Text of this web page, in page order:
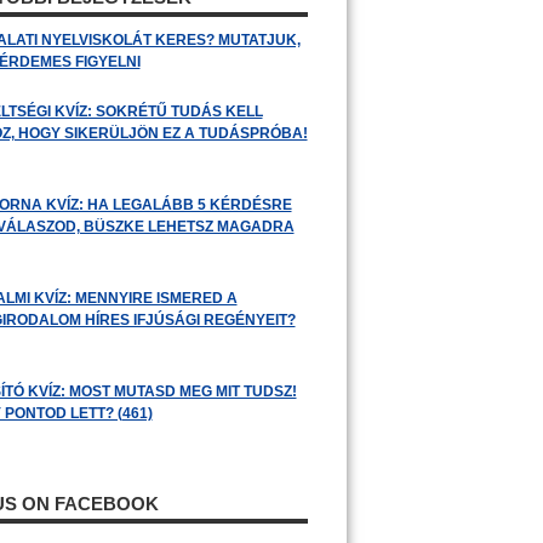
NYELVISKOLÁT KERES? MUTATJUK,
FIGYELNI
KVÍZ: SOKRÉTŰ TUDÁS KELL
HOGY SIKERÜLJÖN EZ A TUDÁSPRÓBA!
KVÍZ: HA LEGALÁBB 5 KÉRDÉSRE
BÜSZKE LEHETSZ MAGADRA
KVÍZ: MENNYIRE ISMERED A
HÍRES IFJÚSÁGI REGÉNYEIT?
KVÍZ: MOST MUTASD MEG MIT TUDSZ!
PONTOD LETT? (461)
ON FACEBOOK